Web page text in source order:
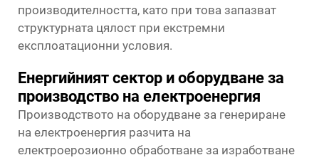
производителността, като при това запазват
структурната цялост при екстремни
експлоатационни условия.
Енергийният сектор и оборудване за
производство на електроенергия
Производството на оборудване за генериране
на електроенергия разчита на
електроерозионно обработване за изработване